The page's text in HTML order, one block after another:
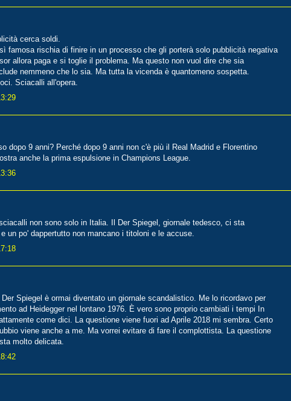
cerca soldi.
famosa rischia di finire in un processo che gli porterà solo pubblicità negativa
allora paga e si toglie il problema. Ma questo non vuol dire che sia
nemmeno che lo sia. Ma tutta la vicenda è quantomeno sospetta.
Sciacalli all'opera.
dopo 9 anni? Perché dopo 9 anni non c'è più il Real Madrid e Florentino
anche la prima espulsione in Champions League.
non sono solo in Italia. Il Der Spiegel, giornale tedesco, ci sta
un po' dappertutto non mancano i titoloni e le accuse.
Spiegel è ormai diventato un giornale scandalistico. Me lo ricordavo per
ad Heidegger nel lontano 1976. È vero sono proprio cambiati i tempi In
come dici. La questione viene fuori ad Aprile 2018 mi sembra. Certo
viene anche a me. Ma vorrei evitare di fare il complottista. La questione
molto delicata.